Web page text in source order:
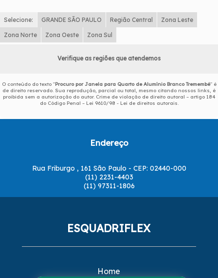
Selecione: GRANDE SÃO PAULO Região Central Zona Leste
Zona Norte Zona Oeste Zona Sul
Verifique as regiões que atendemos
O conteúdo do texto "Procuro por Janela para Quarto de Alumínio Branco Tremembé" é
de direito reservado. Sua reprodução, parcial ou total, mesmo citando nossos links, é
proibida sem a autorização do autor. Crime de violação de direito autoral – artigo 184
do Código Penal – Lei 9610/98 - Lei de direitos autorais.
Endereço
Rua Friburgo , 161 São Paulo - CEP: 02440-000
(11) 2231-4403
(11) 97311-1806
ESQUADRIFLEX
Home